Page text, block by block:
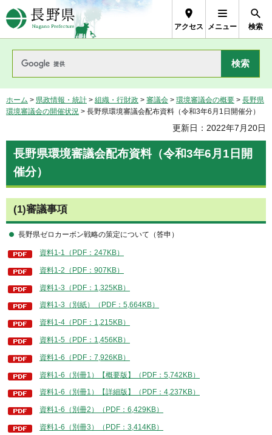
長野県Nagano Prefecture
アクセス メニュー 検索
ホーム > 県政情報・統計 > 組織・行財政 > 審議会 > 環境審議会の概要 > 長野県
環境審議会の開催状況 > 長野県環境審議会配布資料（令和3年6月1日開催分）
更新日：2022年7月20日
長野県環境審議会配布資料（令和3年6月1日開
催分）
(1)審議事項
長野県ゼロカーボン戦略の策定について（答申）
資料1-1（PDF：247KB）
資料1-2（PDF：907KB）
資料1-3（PDF：1,325KB）
資料1-3（別紙）（PDF：5,664KB）
資料1-4（PDF：1,215KB）
資料1-5（PDF：1,456KB）
資料1-6（PDF：7,926KB）
資料1-6（別冊1）【概要版】（PDF：5,742KB）
資料1-6（別冊1）【詳細版】（PDF：4,237KB）
資料1-6（別冊2）（PDF：6,429KB）
資料1-6（別冊3）（PDF：3,414KB）